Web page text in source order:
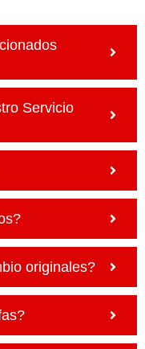
Servicio
originales?